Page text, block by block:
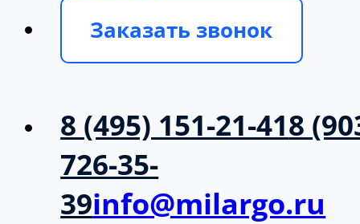
Заказать звонок
8 (495) 151-21-418
726-35-
39info@milargo.ru